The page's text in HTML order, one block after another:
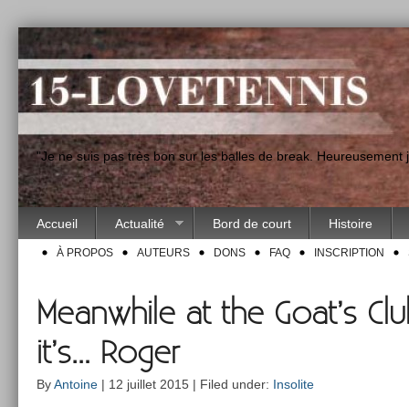
"Je ne suis pas très bon sur les balles de break.
Accueil Actualité Bord de court Histoire
À PROPOS AUTEURS DONS FAQ INSCRIPTION
Meanwhile at the Goat’s
it’s… Roger
ByAntoine | 12 juillet 2015 | Filed under: Insolite